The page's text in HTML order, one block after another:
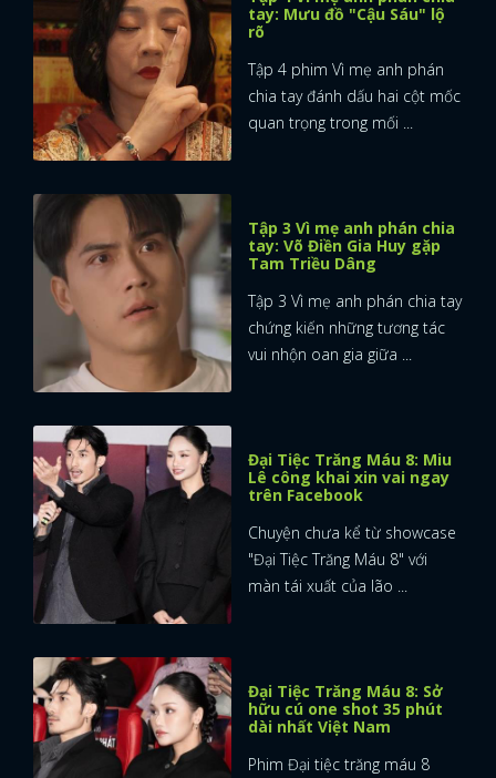
FACEBOOK
tay: Mưu đồ "Cậu Sáu" lộ
rõ
Tập 4 phim Vì mẹ anh phán
chia tay đánh dấu hai cột mốc
quan trọng trong mối ...
Tập 3 Vì mẹ anh phán chia
tay: Võ Điền Gia Huy gặp
Tam Triều Dâng
Tập 3 Vì mẹ anh phán chia tay
chứng kiến những tương tác
vui nhộn oan gia giữa ...
Đại Tiệc Trăng Máu 8: Miu
Lê công khai xin vai ngay
trên Facebook
Chuyện chưa kể từ showcase
"Đại Tiệc Trăng Máu 8" với
màn tái xuất của lão ...
Đại Tiệc Trăng Máu 8: Sở
hữu cú one shot 35 phút
dài nhất Việt Nam
Phim Đại tiệc trăng máu 8